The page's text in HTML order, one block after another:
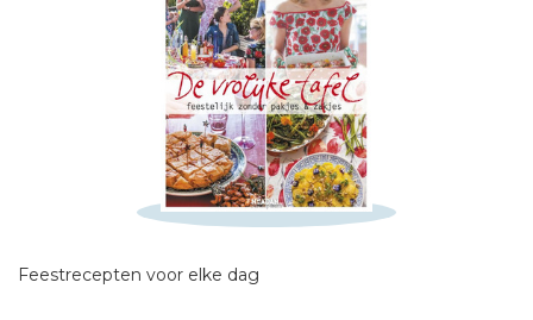
Feestrecepten voor elke dag
Schrijf hieronder je review!